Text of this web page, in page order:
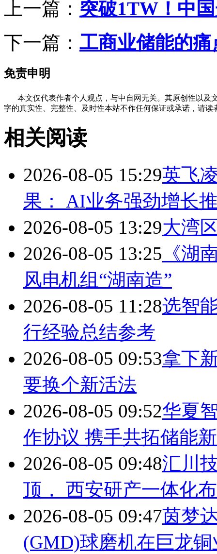
上一篇： 突破1TW！中
下一篇： 工商业储能的
免责申明
本文仅代表作者个人观点，与中自网无关。其原创性以及
字的真实性、完整性、及时性本站不作任何保证或承诺，请
相关阅读
2026-08-05 15:29英飞
果： AI业务强劲增长
2026-08-05 13:29大湾
2026-08-05 13:25 《湖
风电机组“湖南造”
2026-08-05 11:28选智
行经验总结参考
2026-08-05 09:53拿下
要换个新活法
2026-08-05 09:52华夏
作协议 携手共拓储能
2026-08-05 09:48汇川
顶， 西安研产一体化
2026-08-05 09:47茵梦
(GMD)球磨机在巨龙铜